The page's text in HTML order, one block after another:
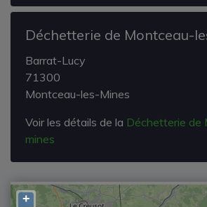
+
Déchetterie de Montceau-
Barrat-Lucy
71300
Montceau-les-Mines
Voir les détails de la Déchetterie de
mines